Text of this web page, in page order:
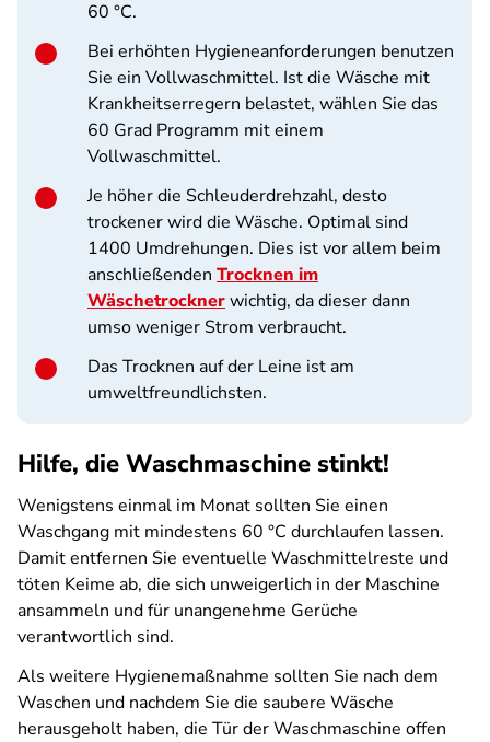
60 °C.
Bei erhöhten Hygieneanforderungen benutzen
Sie ein Vollwaschmittel. Ist die Wäsche mit
Krankheitserregern belastet, wählen Sie das
60 Grad Programm mit einem
Vollwaschmittel.
Je höher die Schleuderdrehzahl, desto
trockener wird die Wäsche. Optimal sind
1400 Umdrehungen. Dies ist vor allem beim
anschließenden Trocknen im
Wäschetrocknerwichtig, da dieser dann
umso weniger Strom verbraucht.
Das Trocknen auf der Leine ist am
umweltfreundlichsten.
Hilfe, die Waschmaschine stinkt!
Wenigstens einmal im Monat sollten Sie einen
Waschgang mit mindestens 60 °C durchlaufen lassen.
Damit entfernen Sie eventuelle Waschmittelreste und
töten Keime ab, die sich unweigerlich in der Maschine
ansammeln und für unangenehme Gerüche
verantwortlich sind.
Als weitere Hygienemaßnahme sollten Sie nach dem
Waschen und nachdem Sie die saubere Wäsche
herausgeholt haben, die Tür der Waschmaschine offen